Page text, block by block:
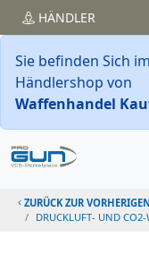
HÄNDLER
Sie befinden Sich im
Händlershop von
Waffenhandel
ZURÜCK ZUR
DRUCKLUFT- UND CO2-